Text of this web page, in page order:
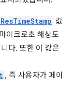
값
이크로초 해상도
다. 또한 이 값은
, 즉 사용자가 페이